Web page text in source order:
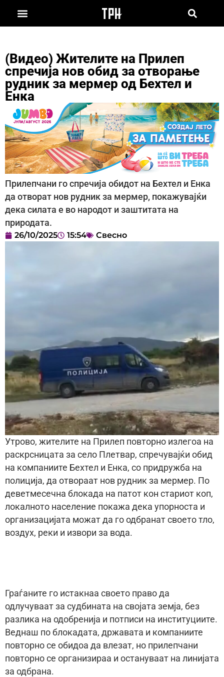
(Видео) Жителите на Прилеп
спречија нов обид за отворање
рудник за мермер од Бехтел и
Енка
Прилепчани го спречија обидот на Бехтел и Енка
да отворат нов рудник за мермер, покажувајќи
дека силата е во народот и заштитата на
природата.
26/10/2025 15:54 Свесно
Утрово, жителите на Прилеп повторно излегоа на
раскрсницата за село Плетвар, спречувајќи обид
на компаниите Бехтел и Енка, со придружба на
полиција, да отвораат нов рудник за мермер. По
деветмесечна блокада на патот кон стариот коп,
локалното население покажа дека упорноста и
организацијата можат да го одбранат своето тло,
воздух, реки и извори за вода.
Граѓаните го истакнаа своето право да
одлучуваат за судбината на својата земја, без
разлика на одобренија и потписи на институциите.
Веднаш по блокадата, државата и компаниите
повторно се обидоа да влезат, но прилепчани
повторно се организираа и остануваат на линијата
за одбрана.